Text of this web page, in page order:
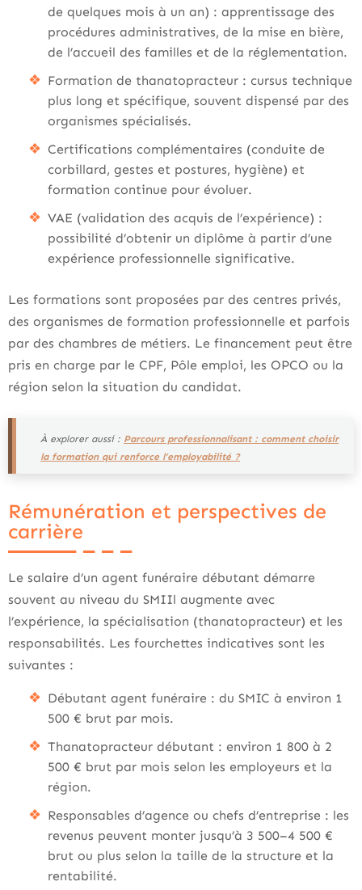
de quelques mois à un an) : apprentissage des
procédures administratives, de la mise en bière,
de l’accueil des familles et de la réglementation.
Formation de thanatopracteur : cursus technique
plus long et spécifique, souvent dispensé par des
organismes spécialisés.
Certifications complémentaires (conduite de
corbillard, gestes et postures, hygiène) et
formation continue pour évoluer.
VAE (validation des acquis de l’expérience) :
possibilité d’obtenir un diplôme à partir d’une
expérience professionnelle significative.
Les formations sont proposées par des centres privés,
des organismes de formation professionnelle et parfois
par des chambres de métiers. Le financement peut être
pris en charge par le CPF, Pôle emploi, les OPCO ou la
région selon la situation du candidat.
À explorer aussi : Parcours professionnalisant : comment choisir
la formation qui renforce l’employabilité ?
Rémunération et perspectives de
carrière
Le salaire d’un agent funéraire débutant démarre
souvent au niveau du SMIIl augmente avec
l’expérience, la spécialisation (thanatopracteur) et les
responsabilités. Les fourchettes indicatives sont les
suivantes :
Débutant agent funéraire : du SMIC à environ 1
500 € brut par mois.
Thanatopracteur débutant : environ 1 800 à 2
500 € brut par mois selon les employeurs et la
région.
Responsables d’agence ou chefs d’entreprise : les
revenus peuvent monter jusqu’à 3 500–4 500 €
brut ou plus selon la taille de la structure et la
rentabilité.